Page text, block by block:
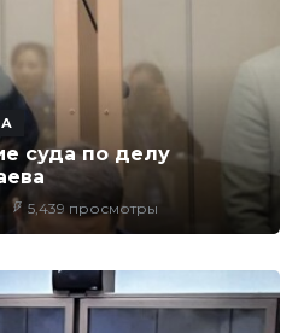
суда по делу
5,439 просмотры